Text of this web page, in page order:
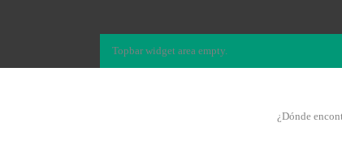
Topbar widget area empty.
¿Dónde